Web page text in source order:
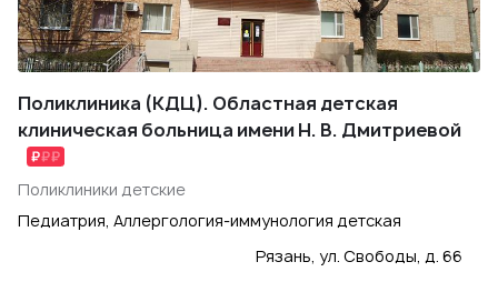
Поликлиника (КДЦ). Областная детская
клиническая больница имени Н. В. Дмитриевой
Поликлиники детские
Педиатрия, Аллергология-иммунология детская
Рязань, ул. Свободы, д. 66